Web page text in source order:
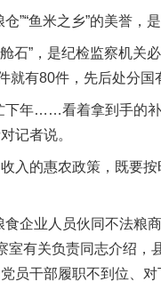
鱼米之乡”的美誉，
”，是纪检监察机关
就有80件，先后处分
年……看着拿到手的补
记者说。
的惠农政策，既要按
业人员伙同不法粮商
有关负责同志介绍，
员干部履职不到位、